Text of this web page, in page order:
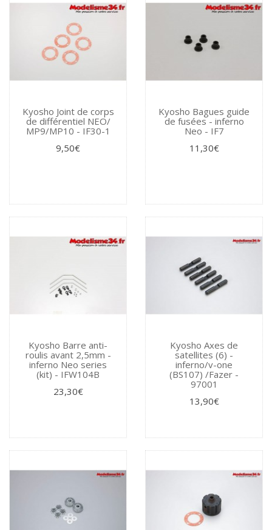
Kyosho Joint de corps
de différentiel NEO/
MP9/MP10 - IF30-1
9,50€
Kyosho Bagues guide
de fusées - inferno
Neo - IF7
11,30€
Kyosho Barre anti-
roulis avant 2,5mm -
inferno Neo series
(kit) - IFW104B
23,30€
Kyosho Axes de
satellites (6) -
inferno/v-one
(BS107) /Fazer -
97001
13,90€